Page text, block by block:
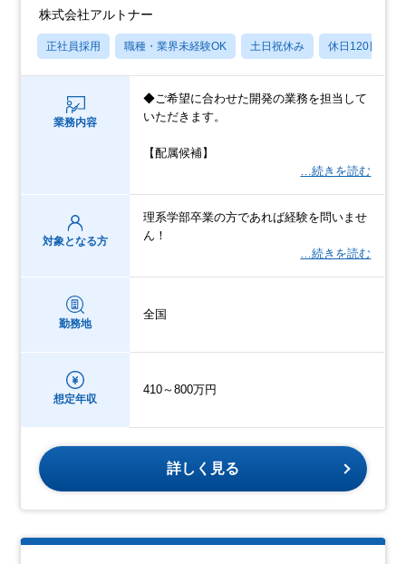
株式会社アルトナー
正社員採用 職種・業界未経験OK 土日祝休み 休日120日以上
業務内容
◆ご希望に合わせた開発の業務を担当して
いただきます。
【配属候補】
…続きを読む
対象となる方
理系学部卒業の方であれば経験を問いませ
ん！
…続きを読む
勤務地
全国
想定年収
410～800万円
詳しく見る